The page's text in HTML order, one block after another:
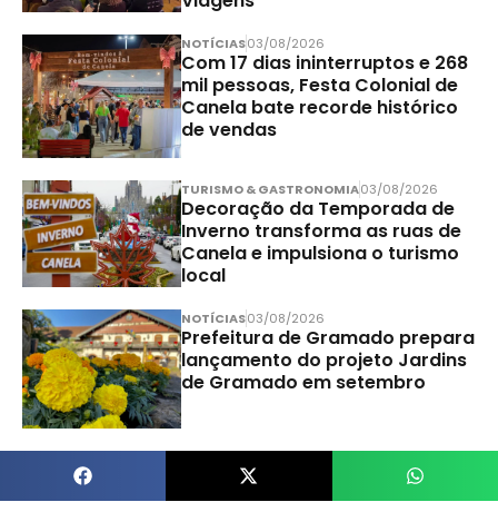
NOTÍCIAS03/08/2026
Com 17 dias ininterruptos e 268
mil pessoas, Festa Colonial de
Canela bate recorde histórico
de vendas
TURISMO & GASTRONOMIA03/08/2026
Decoração da Temporada de
Inverno transforma as ruas de
Canela e impulsiona o turismo
local
NOTÍCIAS03/08/2026
Prefeitura de Gramado prepara
lançamento do projeto Jardins
de Gramado em setembro